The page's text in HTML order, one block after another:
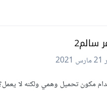
سالم2
21 مارس 2021
مكون تحميل وهمي ولكنه لا يعمل؟